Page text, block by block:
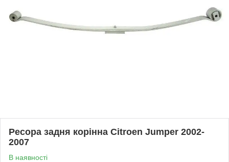
Ресора задня корінна Citroen Jumper 2002-
2007
В наявності